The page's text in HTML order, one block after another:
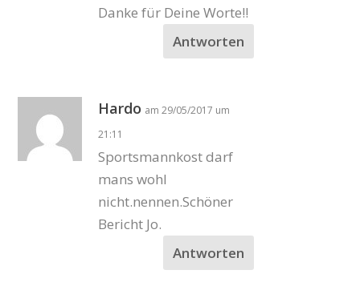
Danke für Deine Worte!!
Antworten
Hardo am 29/05/2017 um
21:11
Sportsmannkost darf
mans wohl
nicht.nennen.Schöner
Bericht Jo.
Antworten